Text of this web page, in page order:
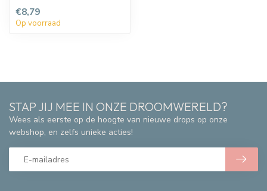
€8,79
Op voorraad
STAP JIJ MEE IN ONZE DROOMWERELD?
Wees als eerste op de hoogte van nieuwe drops op onze
webshop, en zelfs unieke acties!